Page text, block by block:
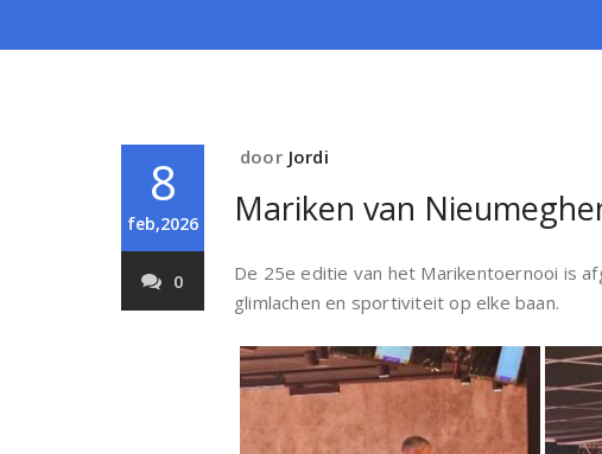
8
feb,2026
0
door Jordi
Mariken van
De 25e editie van het Marikentoernooi is
glimlachen en sportiviteit op elke baan.